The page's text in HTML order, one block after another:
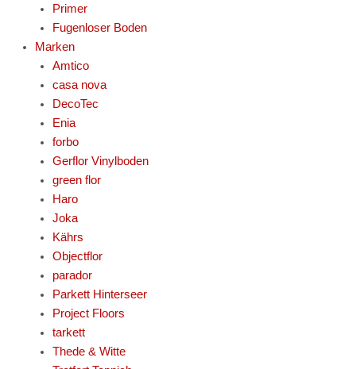
Primer
Fugenloser Boden
Marken
Amtico
casa nova
DecoTec
Enia
forbo
Gerflor Vinylboden
green flor
Haro
Joka
Kährs
Objectflor
parador
Parkett Hinterseer
Project Floors
tarkett
Thede & Witte